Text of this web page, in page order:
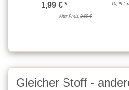
1,99 € *
Alter Preis:9,99 €
10,99 €
Gleicher Stoff -